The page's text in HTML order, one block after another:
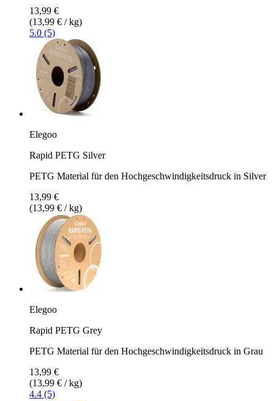
13,99 €
(13,99 € / kg)
5.0 (5)
Elegoo
Rapid PETG Silver
PETG Material für den Hochgeschwindigkeitsdruck in Silver
13,99 €
(13,99 € / kg)
Elegoo
Rapid PETG Grey
PETG Material für den Hochgeschwindigkeitsdruck in Grau
13,99 €
(13,99 € / kg)
4.4 (5)